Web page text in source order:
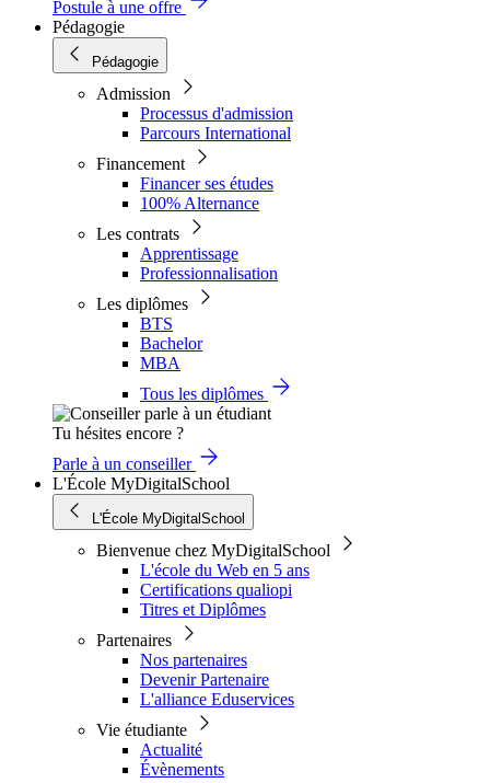
Postule à une offre
Pédagogie
Pédagogie
Admission
Processus d'admission
Parcours International
Financement
Financer ses études
100% Alternance
Les contrats
Apprentissage
Professionnalisation
Les diplômes
BTS
Bachelor
MBA
Tous les diplômes
Tu hésites encore ?
Parle à un conseiller
L'École MyDigitalSchool
L'École MyDigitalSchool
Bienvenue chez MyDigitalSchool
L'école du Web en 5 ans
Certifications qualiopi
Titres et Diplômes
Partenaires
Nos partenaires
Devenir Partenaire
L'alliance Eduservices
Vie étudiante
Actualité
Évènements